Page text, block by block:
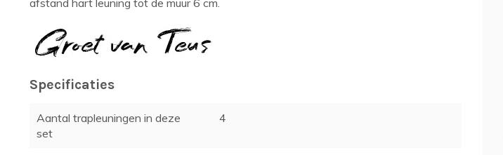
afstand hart leuning tot de muur 6 cm.
Specificaties
Aantal trapleuningen in deze
set
4